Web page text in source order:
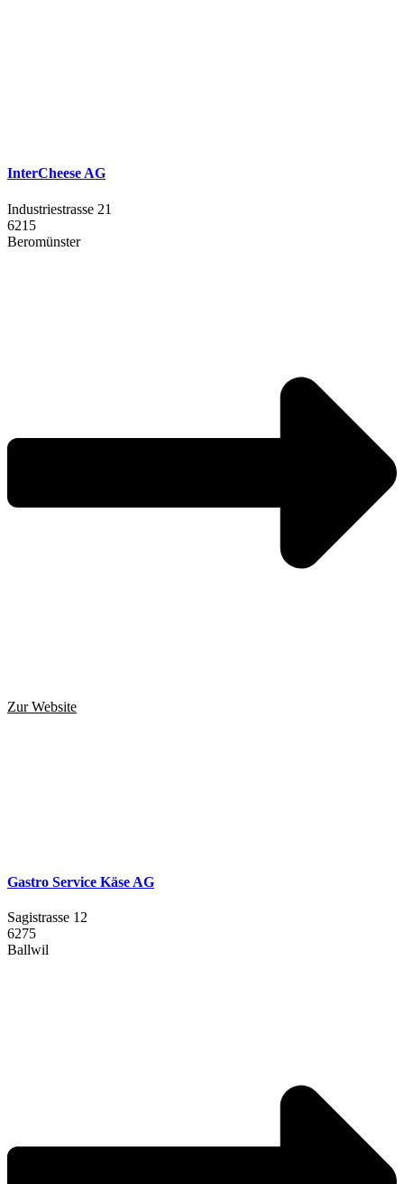
InterCheese AG
Industriestrasse 21
6215
Beromünster
Zur Website
Gastro Service Käse AG
Sagistrasse 12
6275
Ballwil